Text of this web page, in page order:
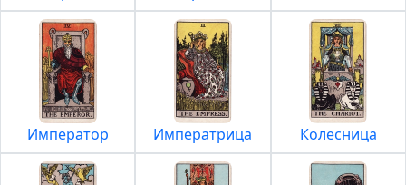
Император Императрица Колесница